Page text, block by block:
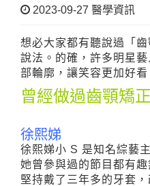
2023-09-27 醫學資訊
想必大家都有聽說過「
說法。的確，許多明星
部輪廓，讓笑容更加好看
曾經做過齒顎矯
徐熙娣
徐熙娣小 S 是知名綜藝
她曾參與過的節目都有
堅持戴了三年多的牙套